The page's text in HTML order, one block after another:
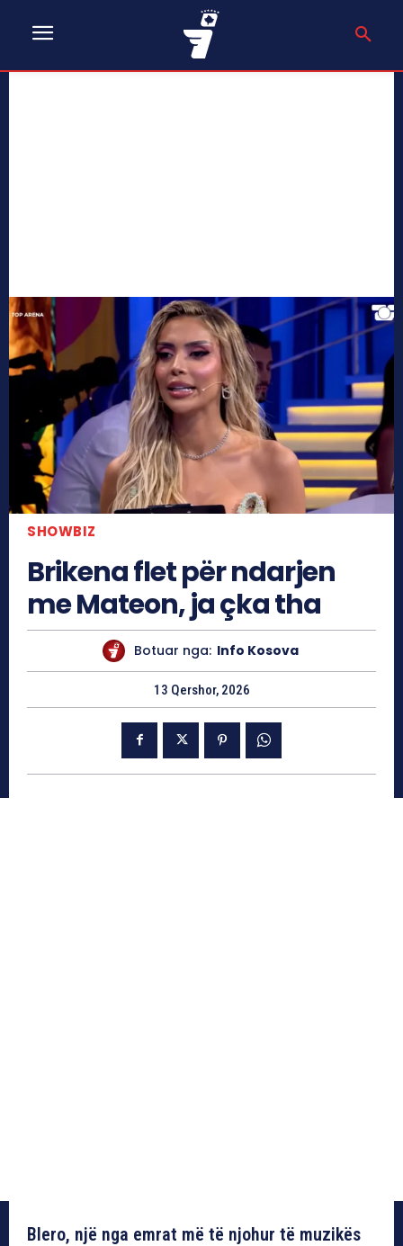
SHOWBIZ
Brikena flet për ndarjen
me Mateon, ja çka tha
Botuar nga: Info Kosova
13 Qershor, 2026
Blero, një nga emrat më të njohur të muzikës